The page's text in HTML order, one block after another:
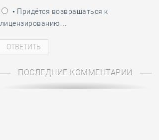
• Придётся возвращаться к
лицензированию…
ПОСЛЕДНИЕ КОММЕНТАРИИ